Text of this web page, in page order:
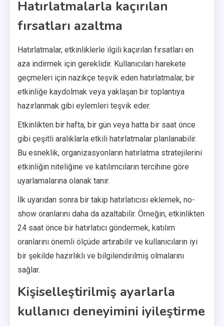
Hatırlatmalarla kaçırılan
fırsatları azaltma
Hatırlatmalar, etkinliklerle ilgili kaçırılan fırsatları en
aza indirmek için gereklidir. Kullanıcıları harekete
geçmeleri için nazikçe teşvik eden hatırlatmalar, bir
etkinliğe kaydolmak veya yaklaşan bir toplantıya
hazırlanmak gibi eylemleri teşvik eder.
Etkinlikten bir hafta, bir gün veya hatta bir saat önce
gibi çeşitli aralıklarla etkili hatırlatmalar planlanabilir.
Bu esneklik, organizasyonların hatırlatma stratejilerini
etkinliğin niteliğine ve katılımcıların tercihine göre
uyarlamalarına olanak tanır.
İlk uyarıdan sonra bir takip hatırlatıcısı eklemek, no-
show oranlarını daha da azaltabilir. Örneğin, etkinlikten
24 saat önce bir hatırlatıcı göndermek, katılım
oranlarını önemli ölçüde artırabilir ve kullanıcıların iyi
bir şekilde hazırlıklı ve bilgilendirilmiş olmalarını
sağlar.
Kişiselleştirilmiş ayarlarla
kullanıcı deneyimini iyileştirme